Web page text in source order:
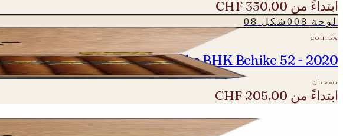
ابتداءً من CHF 350.00
لوحة 008 شكل 08
cohiba
Cohiba BHK Behike 52 - 2020
نسختان
ابتداءً من CHF 205.00